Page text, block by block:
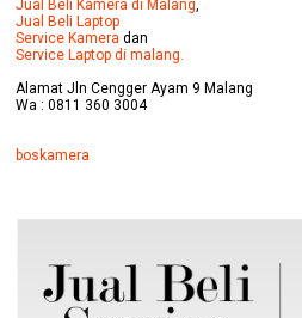
Jual Beli Kamera di Malang
Jual Beli Laptop
Service Kamera dan
Service Laptop di malang.
Alamat Jln Cengger Ayam 9 Malang
Wa : 0811 360 3004
boskamera